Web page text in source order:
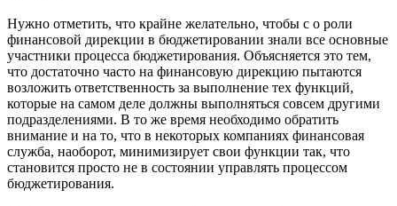
Нужно отметить, что крайне желательно, чтобы с о роли
финансовой дирекции в бюджетировании знали все основные
участники процесса бюджетирования. Объясняется это тем,
что достаточно часто на финансовую дирекцию пытаются
возложить ответственность за выполнение тех функций,
которые на самом деле должны выполняться совсем другими
подразделениями. В то же время необходимо обратить
внимание и на то, что в некоторых компаниях финансовая
служба, наоборот, минимизирует свои функции так, что
становится просто не в состоянии управлять процессом
бюджетирования.